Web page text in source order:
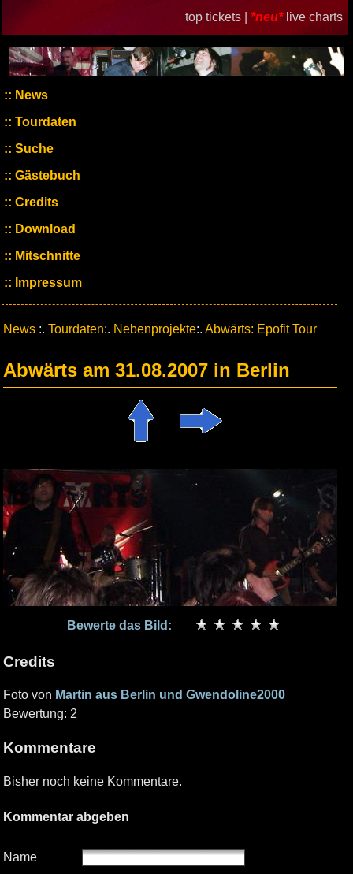
top tickets | *neu* live charts
News
Tourdaten
Suche
Gästebuch
Credits
Download
Mitschnitte
Impressum
News :. Tourdaten:. Nebenprojekte:. Abwärts: Epofit Tour
Abwärts am 31.08.2007 in Berlin
Bewerte das Bild:
Credits
Foto von Martin aus Berlin und Gwendoline2000
Bewertung: 2
Kommentare
Bisher noch keine Kommentare.
Kommentar abgeben
Name